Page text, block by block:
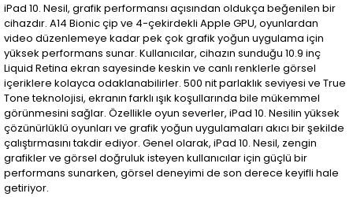
iPad 10. Nesil, grafik performansı açısından oldukça beğenilen bir
cihazdır. A14 Bionic çip ve 4-çekirdekli Apple GPU, oyunlardan
video düzenlemeye kadar pek çok grafik yoğun uygulama için
yüksek performans sunar. Kullanıcılar, cihazın sunduğu 10.9 inç
Liquid Retina ekran sayesinde keskin ve canlı renklerle görsel
içeriklere kolayca odaklanabilirler. 500 nit parlaklık seviyesi ve True
Tone teknolojisi, ekranın farklı ışık koşullarında bile mükemmel
görünmesini sağlar. Özellikle oyun severler, iPad 10. Nesilin yüksek
çözünürlüklü oyunları ve grafik yoğun uygulamaları akıcı bir şekilde
çalıştırmasını takdir ediyor. Genel olarak, iPad 10. Nesil, zengin
grafikler ve görsel doğruluk isteyen kullanıcılar için güçlü bir
performans sunarken, görsel deneyimi de son derece keyifli hale
getiriyor.